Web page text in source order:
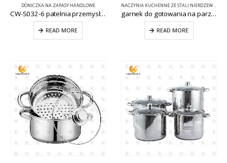
DONICZKA NA ZAPASY HANDLOWE
CW-S032-6 patelnia przemysłowa ze stali nierdzewnej
READ MORE
NACZYNIA KUCHENNE ZE STALI NIERDZEWNEJ
garnek do gotowania na parze z koszem CW-S103-2
READ MORE